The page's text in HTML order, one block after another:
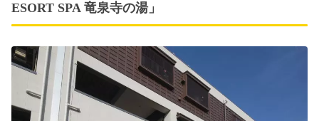
ESORT SPA 竜泉寺の湯」